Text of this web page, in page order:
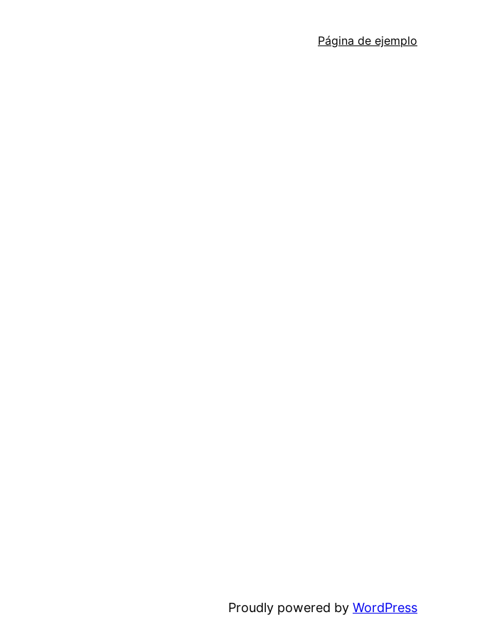
Página de ejemplo
Proudly powered by WordPress